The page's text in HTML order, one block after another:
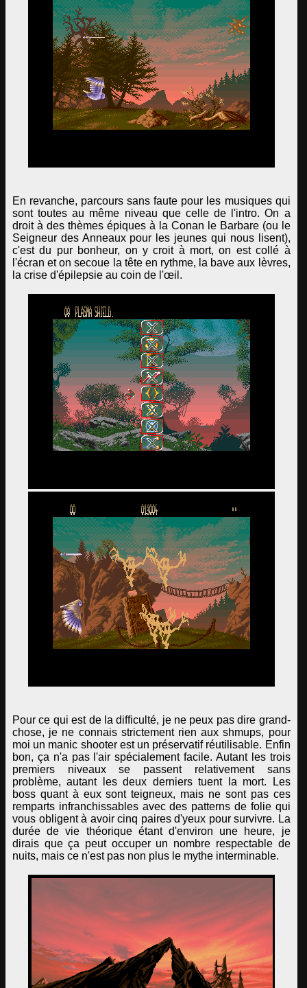
En revanche, parcours sans faute pour les musiques qui
sont toutes au même niveau que celle de l'intro. On a
droit à des thèmes épiques à la Conan le Barbare (ou le
Seigneur des Anneaux pour les jeunes qui nous lisent),
c'est du pur bonheur, on y croit à mort, on est collé à
l'écran et on secoue la tête en rythme, la bave aux lèvres,
la crise d'épilepsie au coin de l'œil.
Pour ce qui est de la difficulté, je ne peux pas dire grand-
chose, je ne connais strictement rien aux shmups, pour
moi un manic shooter est un préservatif réutilisable. Enfin
bon, ça n'a pas l'air spécialement facile. Autant les trois
premiers niveaux se passent relativement sans
problème, autant les deux derniers tuent la mort. Les
boss quant à eux sont teigneux, mais ne sont pas ces
remparts infranchissables avec des patterns de folie qui
vous obligent à avoir cinq paires d'yeux pour survivre. La
durée de vie théorique étant d'environ une heure, je
dirais que ça peut occuper un nombre respectable de
nuits, mais ce n'est pas non plus le mythe interminable.